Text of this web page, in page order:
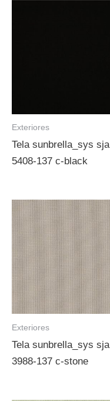
Exteriores
Tela sunbrella_sys sja
5408-137 c-black
Exteriores
Tela sunbrella_sys sja
3988-137 c-stone